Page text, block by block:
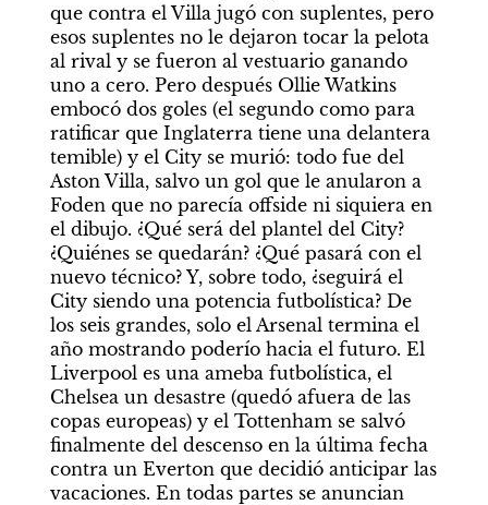
que contra el Villa jugó con suplentes, pero
esos suplentes no le dejaron tocar la pelota
al rival y se fueron al vestuario ganando
uno a cero. Pero después Ollie Watkins
embocó dos goles (el segundo como para
ratificar que Inglaterra tiene una delantera
temible) y el City se murió: todo fue del
Aston Villa, salvo un gol que le anularon a
Foden que no parecía offside ni siquiera en
el dibujo. ¿Qué será del plantel del City?
¿Quiénes se quedarán? ¿Qué pasará con el
nuevo técnico? Y, sobre todo, ¿seguirá el
City siendo una potencia futbolística? De
los seis grandes, solo el Arsenal termina el
año mostrando poderío hacia el futuro. El
Liverpool es una ameba futbolística, el
Chelsea un desastre (quedó afuera de las
copas europeas) y el Tottenham se salvó
finalmente del descenso en la última fecha
contra un Everton que decidió anticipar las
vacaciones. En todas partes se anuncian